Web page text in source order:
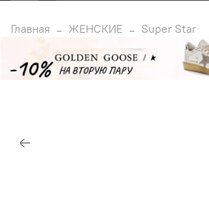
Главная ЖЕНСКИЕ Super Star